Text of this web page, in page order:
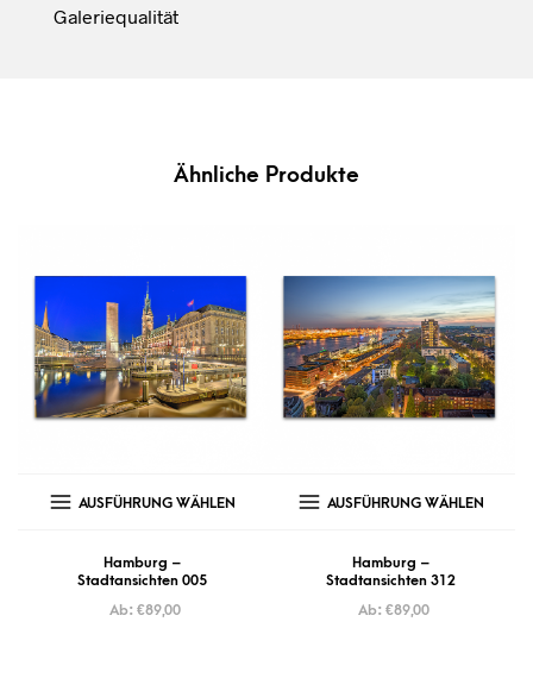
Galeriequalität
Ähnliche Produkte
AUSFÜHRUNG WÄHLEN
Hamburg –
Stadtansichten 005
Ab: €89,00
AUSFÜHRUNG WÄHLEN
Hamburg –
Stadtansichten 312
Ab: €89,00